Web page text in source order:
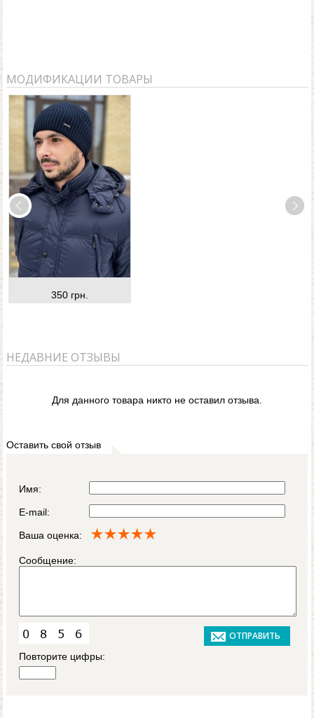
МОДИФИКАЦИИ ТОВАРЫ
350 грн.
НЕДАВНИЕ ОТЗЫВЫ
Для данного товара никто не оставил отзыва.
Оставить свой отзыв
Имя:
E-mail:
Ваша оценка:
Сообщение:
Повторите цифры: